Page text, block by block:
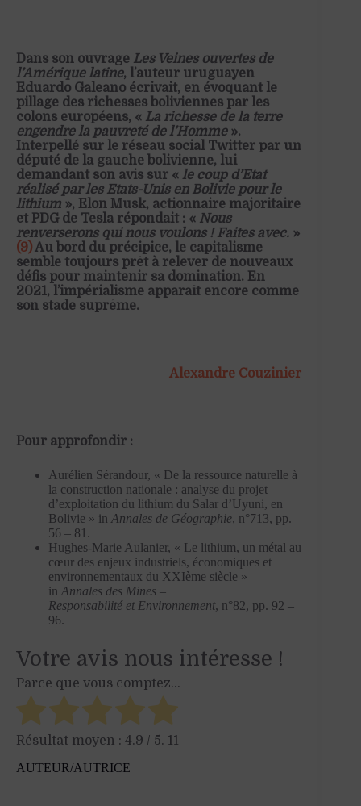
Dans son ouvrage Les Veines ouvertes de
l’Amérique latine, l’auteur uruguayen
Eduardo Galeano écrivait, en évoquant le
pillage des richesses boliviennes par les
colons européens, « La richesse de la terre
engendre la pauvreté de l’Homme».
Interpellé sur le réseau social Twitter par un
député de la gauche bolivienne, lui
demandant son avis sur « le coup d’Etat
réalisé par les Etats-Unis en Bolivie pour le
lithium », Elon Musk, actionnaire majoritaire
et PDG de Tesla répondait : « Nous
renverserons qui nous voulons ! Faites avec. »
(9)Au bord du précipice, le capitalisme
semble toujours prêt à relever de nouveaux
défis pour maintenir sa domination. En
2021, l’impérialisme apparaît encore comme
son stade suprême.
Alexandre Couzinier
Pour approfondir :
Aurélien Sérandour, « De la ressource naturelle à
la construction nationale : analyse du projet
d’exploitation du lithium du Salar d’Uyuni, en
Bolivie » in Annales de Géographie, n°713, pp.
56 – 81.
Hughes-Marie Aulanier, « Le lithium, un métal au
cœur des enjeux industriels, économiques et
environnementaux du XXIème siècle »
in Annales des Mines –
Responsabilité et Environnement, n°82, pp. 92 –
96.
Votre avis nous intéresse !
Parce que vous comptez...
Résultat moyen : 4.9 / 5. 11
AUTEUR/AUTRICE